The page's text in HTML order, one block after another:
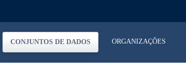
CONJUNTOS DE DADOS ORGANIZAÇÕES